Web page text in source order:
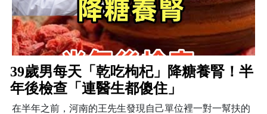
39歲男每天「乾吃枸杞」降糖養腎！半
年後檢查「連醫生都傻住」
在半年之前，河南的王先生發現自己單位裡一對一幫扶的